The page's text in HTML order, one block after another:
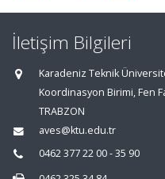
İletişim Bilgileri
Karadeniz Teknik
Koordinasyon Birimi, Fen
TRABZON
aves@ktu.edu.tr
0462 377 22 00 - 35 90